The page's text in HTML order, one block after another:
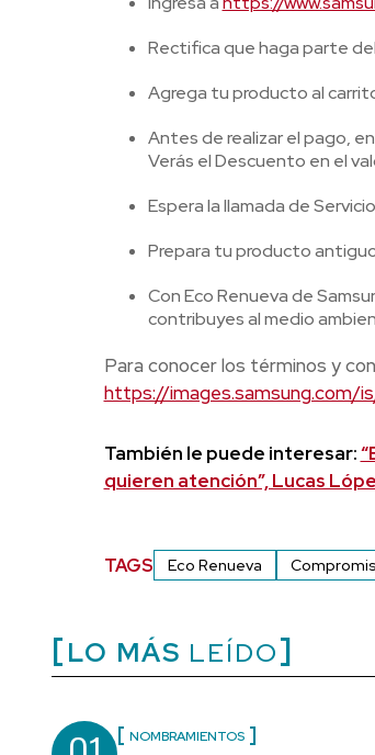
Rectifica que haga parte
Agrega tu producto al
Antes de realizar el pago,
Verás el Descuento en el
Espera la llamada de
Prepara tu producto
Con Eco Renueva de
contribuyes al medio
Para conocer los términos y
https://images.samsung.com/
También le puede interesar:
quieren atención”, Lucas
TAGS Eco Renueva
LO MÁS LEÍDO
NOMBRAMIENTOS